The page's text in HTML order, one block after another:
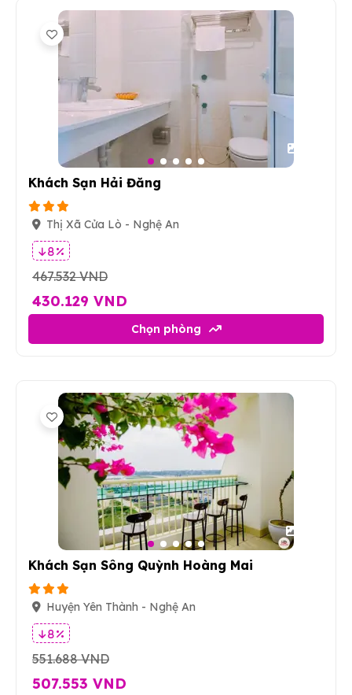
Khách Sạn Hải Đăng
Thị Xã Cửa Lò - Nghệ An
8 %
467.532 VND
430.129 VND
Chọn phòng
Khách Sạn Sông Quỳnh Hoàng Mai
Huyện Yên Thành - Nghệ An
8 %
551.688 VND
507.553 VND